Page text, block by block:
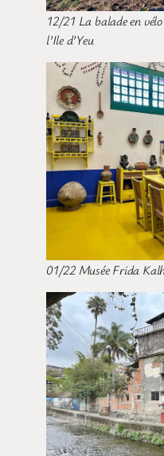
12/21 La balade en
l’Ile d’Yeu
01/22 Musée Frida